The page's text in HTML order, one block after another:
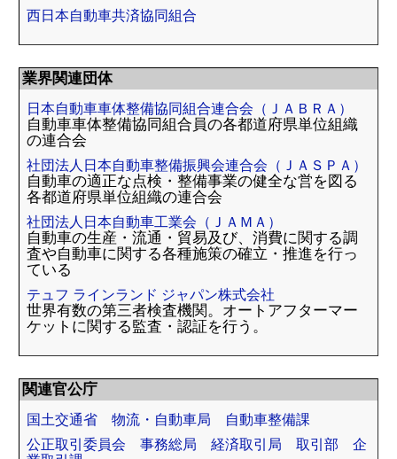
西日本自動車共済協同組合
業界関連団体
日本自動車車体整備協同組合連合会（ＪＡＢＲＡ）
自動車車体整備協同組合員の各都道府県単位組織
の連合会
社団法人日本自動車整備振興会連合会（ＪＡＳＰＡ）
自動車の適正な点検・整備事業の健全な営を図る
各都道府県単位組織の連合会
社団法人日本自動車工業会（ＪＡＭＡ）
自動車の生産・流通・貿易及び、消費に関する調
査や自動車に関する各種施策の確立・推進を行っ
ている
テュフ ラインランド ジャパン株式会社
世界有数の第三者検査機関。オートアフターマー
ケットに関する監査・認証を行う。
関連官公庁
国土交通省 物流・自動車局 自動車整備課
公正取引委員会 事務総局 経済取引局 取引部 企